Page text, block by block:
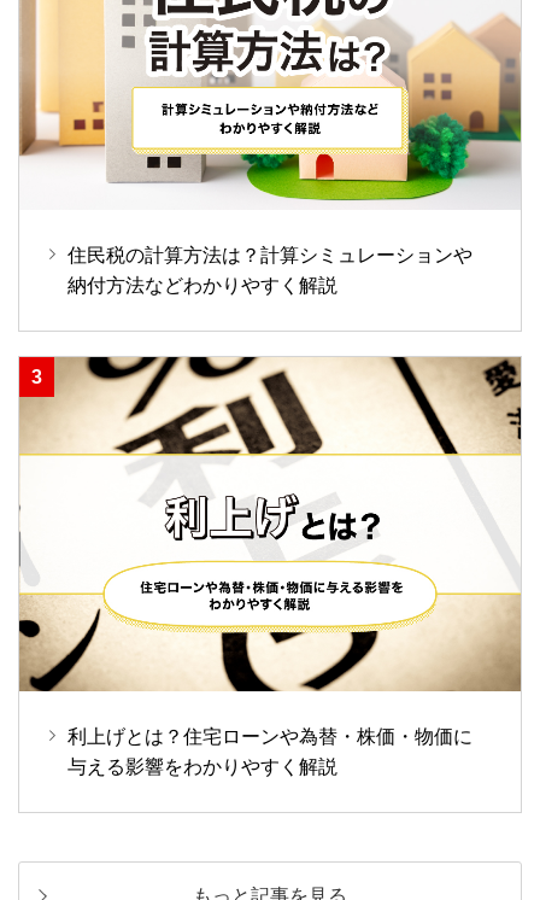
住民税の計算方法は？計算シミュレーションや
納付方法などわかりやすく解説
利上げとは？住宅ローンや為替・株価・物価に
与える影響をわかりやすく解説